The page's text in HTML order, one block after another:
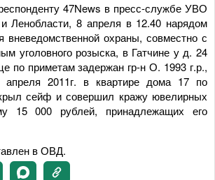
47News в пресс-службе УВО
Ленобласти, 8 апреля в 12.40 нарядом
вневедомственной охраны, совместно с
уголовного розыска, в Гатчине у д. 24
по приметам задержан гр-н О. 1993 г.р.,
апреля 2011г. в квартире дома 17 по
сейф и совершил кражу ювелирных
15 000 рублей, принадлежащих его
в ОВД.